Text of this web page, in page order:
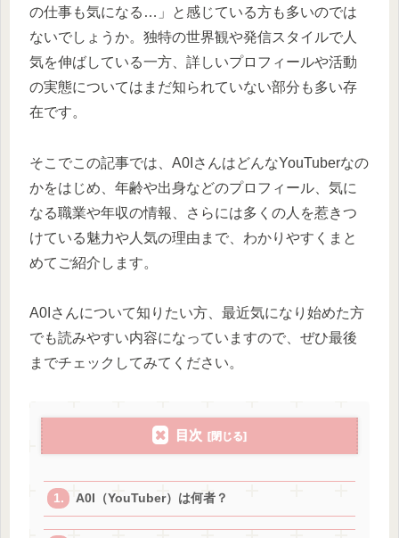
の仕事も気になる…」と感じている方も多いのでは
ないでしょうか。独特の世界観や発信スタイルで人
気を伸ばしている一方、詳しいプロフィールや活動
の実態についてはまだ知られていない部分も多い存
在です。
そこでこの記事では、A0IさんはどんなYouTuberなの
かをはじめ、年齢や出身などのプロフィール、気に
なる職業や年収の情報、さらには多くの人を惹きつ
けている魅力や人気の理由まで、わかりやすくまと
めてご紹介します。
A0Iさんについて知りたい方、最近気になり始めた方
でも読みやすい内容になっていますので、ぜひ最後
までチェックしてみてください。
目次
A0I（YouTuber）は何者？